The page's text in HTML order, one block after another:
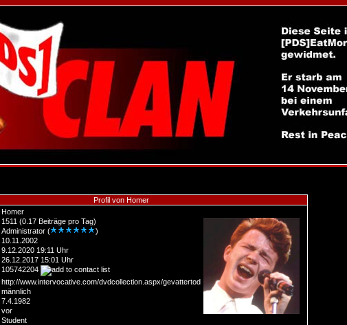
Profil von Homer
Homer
1511 (0.17 Beiträge pro Tag)
Administrator (
)
10.11.2002
9.12.2020 19:11 Uhr
26.12.2017 15:01 Uhr
105742204
http://www.intervocative.com/dvdcollection.aspx/gevattertod
männlich
7.4.1982
vor
Student